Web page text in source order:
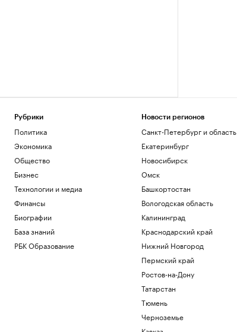
Рубрики
Политика
Экономика
Общество
Бизнес
Технологии и медиа
Финансы
Биографии
База знаний
РБК Образование
Новости регионов
Санкт-Петербург и область
Екатеринбург
Новосибирск
Омск
Башкортостан
Вологодская область
Калининград
Краснодарский край
Нижний Новгород
Пермский край
Ростов-на-Дону
Татарстан
Тюмень
Черноземье